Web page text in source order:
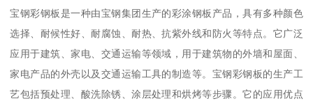
宝钢彩钢板是一种由宝钢集团生产的彩涂钢板产品，具有多种颜色
选择、耐候性好、耐腐蚀、耐热、抗紫外线和防火等特点。它广泛
应用于建筑、家电、交通运输等领域，用于建筑物的外墙和屋面、
家电产品的外壳以及交通运输工具的制造等。宝钢彩钢板的生产工
艺包括预处理、酸洗除锈、涂层处理和烘烤等步骤。它的应用优点